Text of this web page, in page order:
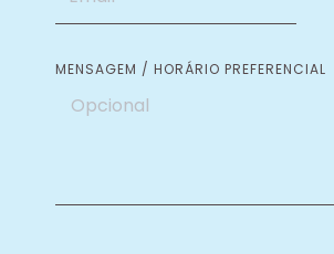
MENSAGEM / HORÁRIO PREFERENCIAL